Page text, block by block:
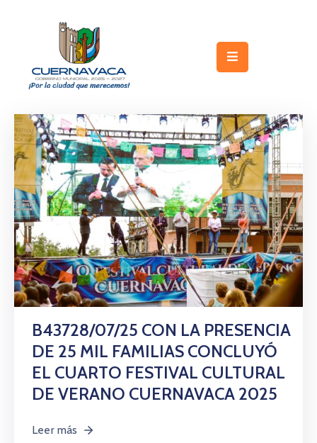
Gobierno
Turismo
Trámites
y
Servicios
Licitaciones
Transparencia
Directorio
B43728/07/25 CON LA PRESENCIA
DE 25 MIL FAMILIAS CONCLUYÓ
EL CUARTO FESTIVAL CULTURAL
DE VERANO CUERNAVACA 2025
Leer más